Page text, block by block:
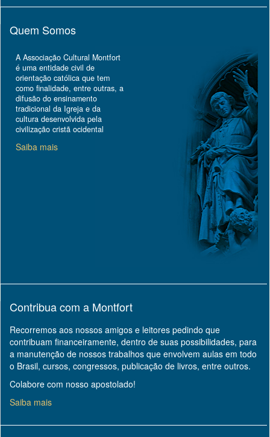
Quem Somos
A Associação Cultural Montfort
é uma entidade civil de
orientação católica que tem
como finalidade, entre outras, a
difusão do ensinamento
tradicional da Igreja e da
cultura desenvolvida pela
civilização cristã ocidental
Saiba mais
Contribua com a Montfort
Recorremos aos nossos amigos e leitores pedindo que
contribuam financeiramente, dentro de suas possibilidades, para
a manutenção de nossos trabalhos que envolvem aulas em todo
o Brasil, cursos, congressos, publicação de livros, entre outros.
Colabore com nosso apostolado!
Saiba mais